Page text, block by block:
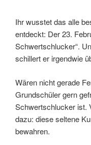
Ihr wusstet das alle
entdeckt: Der 23.
Schwertschlucker“.
schillert er irgendwie
Wären nicht gerade
Grundschüler gern
Schwertschlucker ist.
dazu: diese seltene
bewahren.